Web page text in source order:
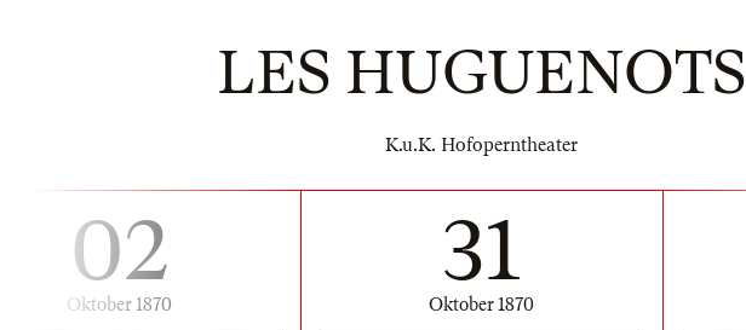
LES HUGUENOTS
K.u.K. Hofoperntheater
02
Oktober 1870
31
Oktober 1870